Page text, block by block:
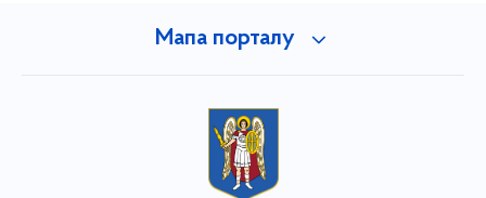
Мапа порталу